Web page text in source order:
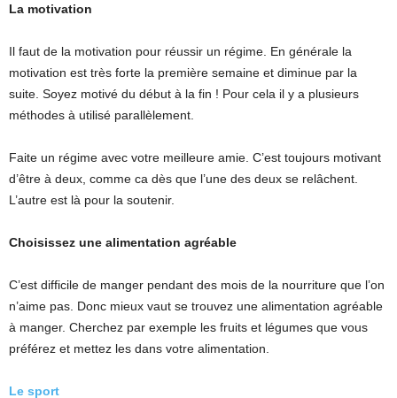
La motivation
Il faut de la motivation pour réussir un régime. En générale la
motivation est très forte la première semaine et diminue par la
suite. Soyez motivé du début à la fin ! Pour cela il y a plusieurs
méthodes à utilisé parallèlement.
Faite un régime avec votre meilleure amie. C’est toujours motivant
d’être à deux, comme ca dès que l’une des deux se relâchent.
L’autre est là pour la soutenir.
Choisissez une alimentation agréable
C’est difficile de manger pendant des mois de la nourriture que l’on
n’aime pas. Donc mieux vaut se trouvez une alimentation agréable
à manger. Cherchez par exemple les fruits et légumes que vous
préférez et mettez les dans votre alimentation.
Le sport